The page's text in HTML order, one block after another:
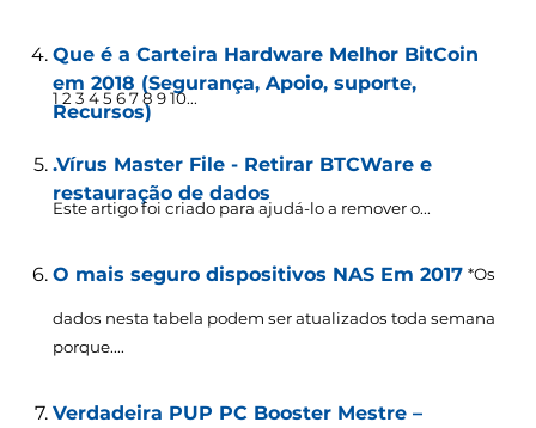
Que é a Carteira Hardware Melhor BitCoin
em 2018 (Segurança, Apoio, suporte,
Recursos)
1 2 3 4 5 6 7 8 9 10...
.Vírus Master File - Retirar BTCWare e
restauração de dados
Este artigo foi criado para ajudá-lo a remover o...
O mais seguro dispositivos NAS Em 2017 *Os
dados nesta tabela podem ser atualizados toda semana
porque....
Verdadeira PUP PC Booster Mestre –